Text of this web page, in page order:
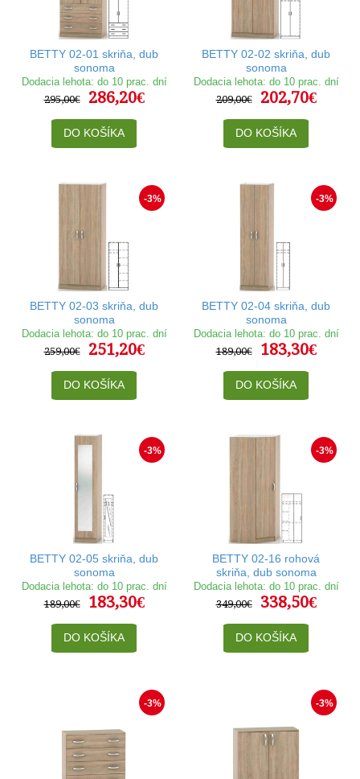
BETTY 02-01 skriňa, dub
sonoma
Dodacia lehota: do 10 prac. dní
295,00€
286,20€
DO KOŠÍKA
BETTY 02-02 skriňa, dub
sonoma
Dodacia lehota: do 10 prac. dní
209,00€
202,70€
DO KOŠÍKA
-3%
BETTY 02-03 skriňa, dub
sonoma
Dodacia lehota: do 10 prac. dní
259,00€
251,20€
DO KOŠÍKA
-3%
BETTY 02-04 skriňa, dub
sonoma
Dodacia lehota: do 10 prac. dní
189,00€
183,30€
DO KOŠÍKA
-3%
BETTY 02-05 skriňa, dub
sonoma
Dodacia lehota: do 10 prac. dní
189,00€
183,30€
DO KOŠÍKA
-3%
BETTY 02-16 rohová
skriňa, dub sonoma
Dodacia lehota: do 10 prac. dní
349,00€
338,50€
DO KOŠÍKA
-3% -3%